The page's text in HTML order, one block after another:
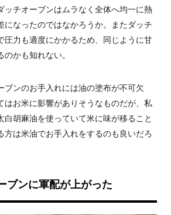
ッチオーブンはムラなく全体へ均一に熱
になったのではなかろうか。またダッチ
圧力も適度にかかるため、同じように甘
かも知れない。
ブンのお手入れには油の塗布が不可欠
はお米に影響がありそうなものだが、私
白胡麻油を使っていて米に味が移ること
方は米油でお手入れをするのも良いだろ
ブンに軍配が上がった